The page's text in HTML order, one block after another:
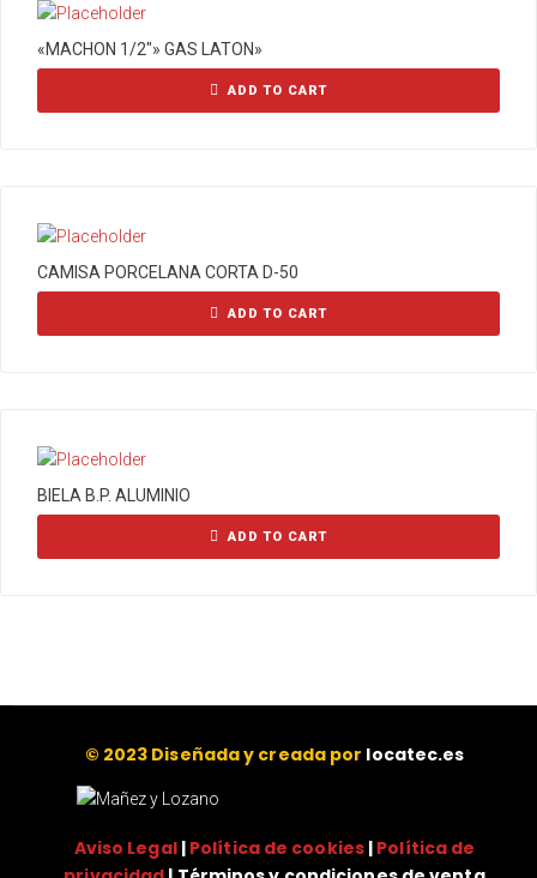
«MACHON 1/2″» GAS LATON»
ADD TO CART
CAMISA PORCELANA CORTA D-50
ADD TO CART
BIELA B.P. ALUMINIO
ADD TO CART
© 2023 Diseñada y creada por locatec.es
Aviso Legal| Política de cookies| Política de